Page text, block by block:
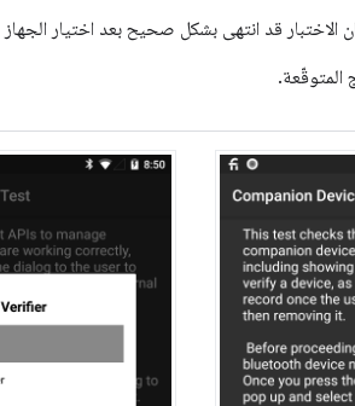
الاختبار قد انتهى بشكل صحيح بعد اختيار
المتوقّعة.